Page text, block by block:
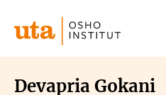
zum
Inhalt
Devapria Gokani